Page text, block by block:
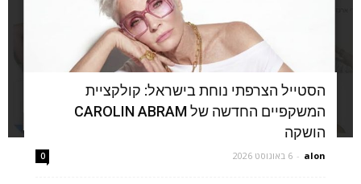
הסטייל הצרפתי נוחת בישראל: קולקציית
המשקפיים החדשה של CAROLIN ABRAM
הושקה
alon
- 6 באוגוסט 2026 0